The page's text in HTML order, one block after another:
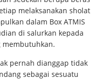
melaksanakan sholat
dalam Box ATMIS
di salurkan kepada
membutuhkan.
pernah dianggap tidak
sebagai sesuatu